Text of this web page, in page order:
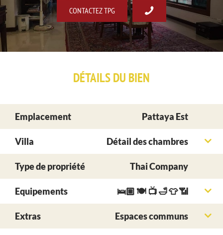
CONTACTEZ TPG
DÉTAILS DU BIEN
Emplacement Pattaya Est
Villa Détail des chambres
Type de propriété Thai Company
Equipements 🛌🏼 🍽 📺 🛁 👕 📶
Extras Espaces communs